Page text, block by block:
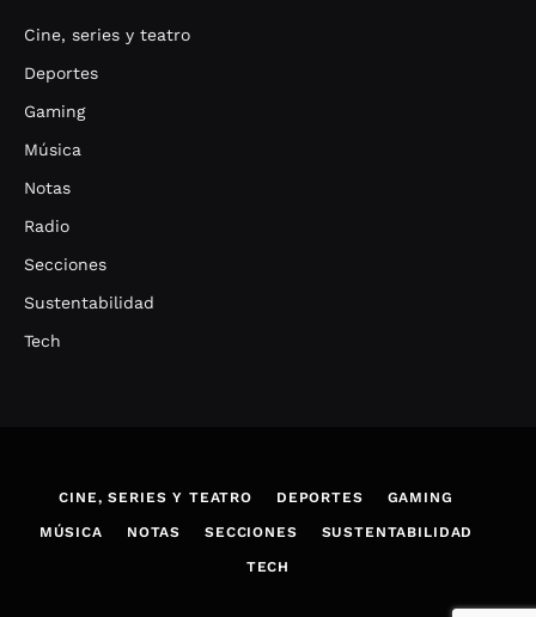
Cine, series y teatro
Deportes
Gaming
Música
Notas
Radio
Secciones
Sustentabilidad
Tech
CINE, SERIES Y TEATRO DEPORTES GAMING
MÚSICA NOTAS SECCIONES SUSTENTABILIDAD
TECH